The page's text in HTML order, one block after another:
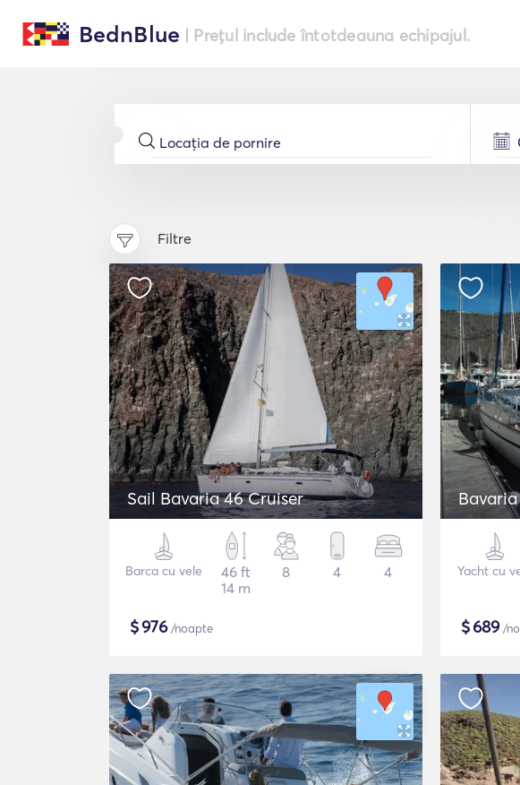
BednBlue | Prețul include întotdeauna echipajul.
Filtre
Sail Bavaria 46 Cruiser
Barca cu vele
46 ft
14 m
8 4 4
$976/noapte
Yacht cu
$689/